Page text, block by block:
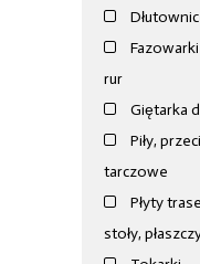
rur
Giętarka
Piły,
tarczowe
Płyty
stoły,